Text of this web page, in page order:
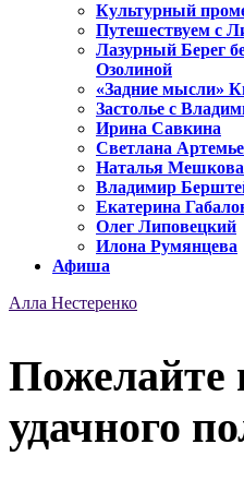
Культурный
Путешествуем с
Лазурный Берег
Озолиной
«Задние мысли»
Застолье с
Ирина Савкина
Светлана
Наталья Мешкова
Владимир
Екатерина
Олег Липовецкий
Илона Румянцева
Афиша
Алла Нестеренко
Пожелайте
удачного